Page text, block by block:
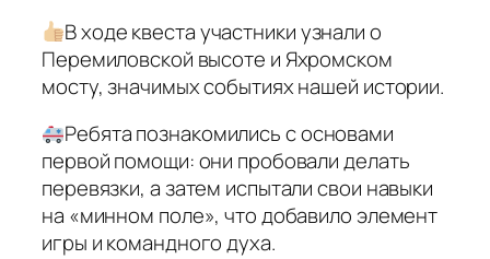
В ходе квеста участники узнали о
Перемиловской высоте и Яхромском
мосту, значимых событиях нашей истории.
Ребята познакомились с основами
первой помощи: они пробовали делать
перевязки, а затем испытали свои навыки
на «минном поле», что добавило элемент
игры и командного духа.